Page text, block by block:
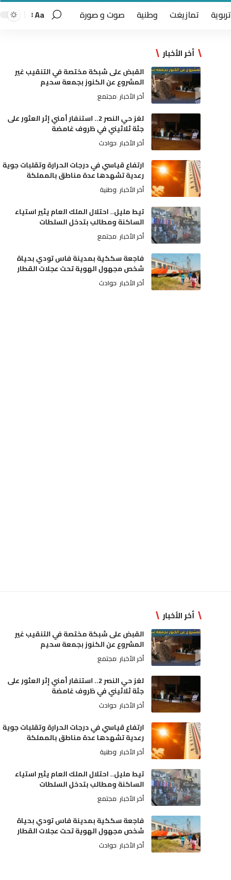
تربوية تمازيغت وطنية صوت و صورة Aa
أخر الأخبار
القبض على شبكة مختصة في التنقيب غير
المشروع عن الكنوز بجمعة سحيم
أخر الأخبار مجتمع
لغز حي النصر 2.. استنفار أمني إثر العثور على
جثة ثلاثيني في ظروف غامضة
أخر الأخبار حوادث
ارتفاع قياسي في درجات الحرارة وتقلبات جوية
رعدية تشهدها عدة مناطق بالمملكة
أخر الأخبار وطنية
تيط مليل.. احتلال الملك العام يثير استياء
الساكنة ومطالب بتدخل السلطات
أخر الأخبار مجتمع
فاجعة سككية بمدينة فاس تودي بحياة
شخص مجهول الهوية تحت عجلات القطار
أخر الأخبار حوادث
أخر الأخبار
القبض على شبكة مختصة في التنقيب غير
المشروع عن الكنوز بجمعة سحيم
أخر الأخبار مجتمع
لغز حي النصر 2.. استنفار أمني إثر العثور على
جثة ثلاثيني في ظروف غامضة
أخر الأخبار حوادث
ارتفاع قياسي في درجات الحرارة وتقلبات جوية
رعدية تشهدها عدة مناطق بالمملكة
أخر الأخبار وطنية
تيط مليل.. احتلال الملك العام يثير استياء
الساكنة ومطالب بتدخل السلطات
أخر الأخبار مجتمع
فاجعة سككية بمدينة فاس تودي بحياة
شخص مجهول الهوية تحت عجلات القطار
أخر الأخبار حوادث